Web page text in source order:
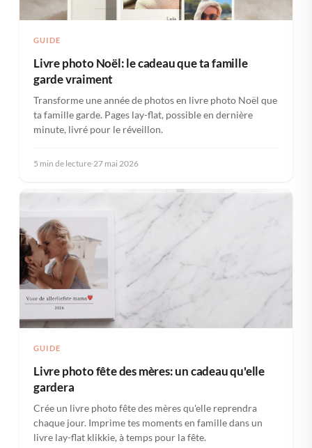
GUIDE
Transforme une année de photos en livre photo Noël que
ta famille garde. Pages lay-flat, possible en dernière
minute, livré pour le réveillon.
5 min de lecture·27 mai 2026
Livre photo Noël: le cadeau que ta famille
garde vraiment
GUIDE
Crée un livre photo fête des mères qu'elle reprendra
chaque jour. Imprime tes moments en famille dans un
livre lay-flat klikkie, à temps pour la fête.
Livre photo fête des mères: un cadeau qu'elle
gardera